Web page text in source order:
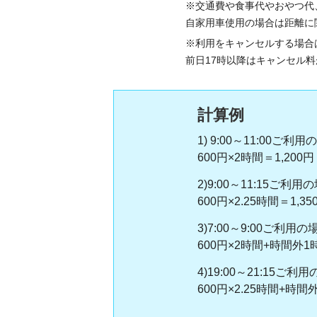
※交通費や食事代やおやつ代
自家用車使用の場合は距離
※利用をキャンセルする場合
前日17時以降はキャンセル
計算例
1) 9:00～11:00ご利用
600円×2時間＝1,200円
2)9:00～11:15ご利用の
600円×2.25時間＝
3)7:00～9:00ご利用の
600円×2時間+時間外1
4)19:00～21:15ご利用
600円×2.25時間+時間